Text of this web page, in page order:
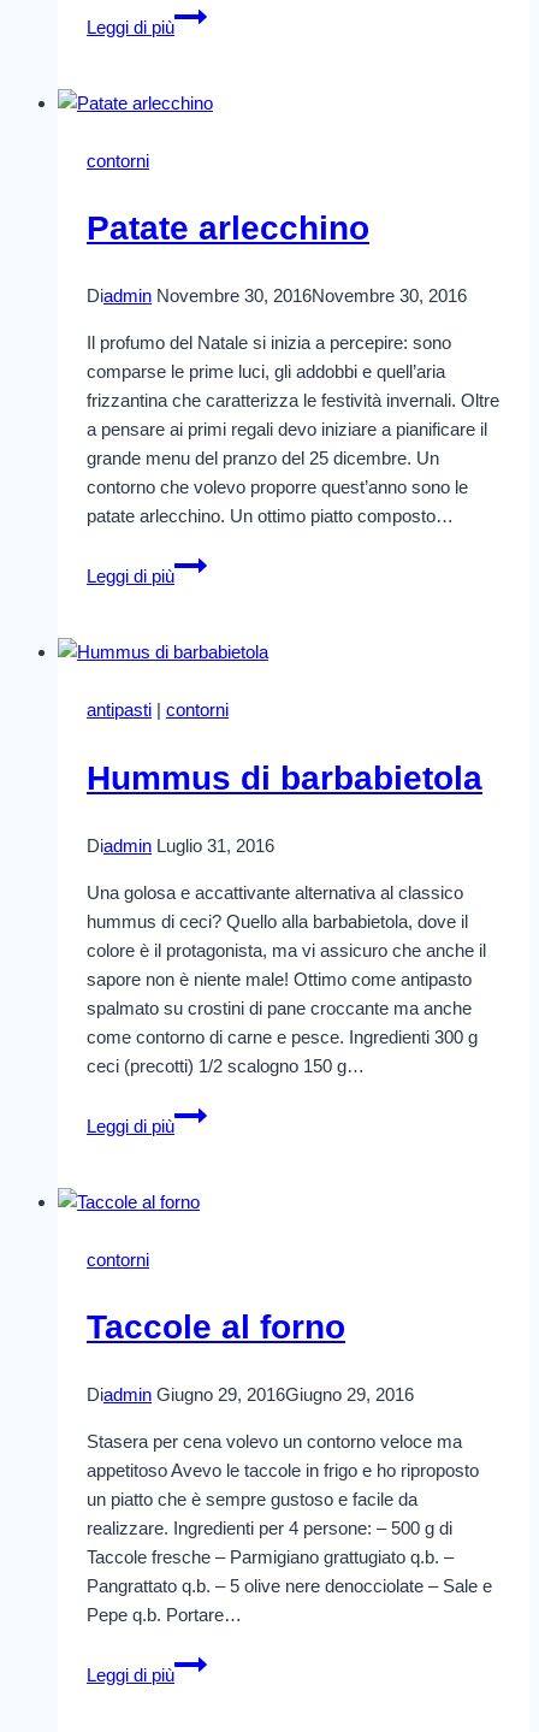
Leggi di più
Mille
foglie
verdure
e
contorni
Patate arlecchino
Diadmin Novembre 30, 2016Novembre 30, 2016
Il profumo del Natale si inizia a percepire: sono
comparse le prime luci, gli addobbi e quell’aria
frizzantina che caratterizza le festività invernali. Oltre
a pensare ai primi regali devo iniziare a pianificare il
grande menu del pranzo del 25 dicembre. Un
contorno che volevo proporre quest’anno sono le
patate arlecchino. Un ottimo piatto composto…
Leggi di più
Patate
arlecchino
antipasti | contorni
Hummus di barbabietola
Diadmin Luglio 31, 2016
Una golosa e accattivante alternativa al classico
hummus di ceci? Quello alla barbabietola, dove il
colore è il protagonista, ma vi assicuro che anche il
sapore non è niente male! Ottimo come antipasto
spalmato su crostini di pane croccante ma anche
come contorno di carne e pesce. Ingredienti 300 g
ceci (precotti) 1/2 scalogno 150 g…
Leggi di più
Hummus
di
contorni
Taccole al forno
Diadmin Giugno 29, 2016Giugno 29, 2016
Stasera per cena volevo un contorno veloce ma
appetitoso Avevo le taccole in frigo e ho riproposto
un piatto che è sempre gustoso e facile da
realizzare. Ingredienti per 4 persone: – 500 g di
Taccole fresche – Parmigiano grattugiato q.b. –
Pangrattato q.b. – 5 olive nere denocciolate – Sale e
Pepe q.b. Portare…
Leggi di più
Taccole
al